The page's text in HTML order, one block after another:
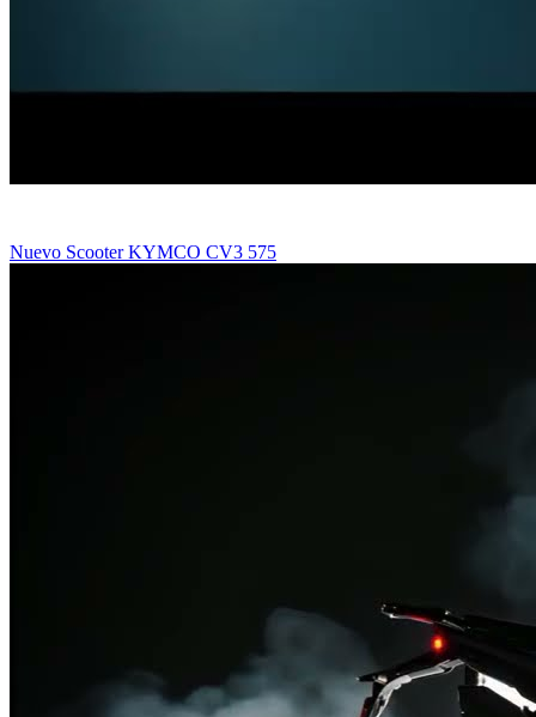
Nuevo Scooter KYMCO CV3 575